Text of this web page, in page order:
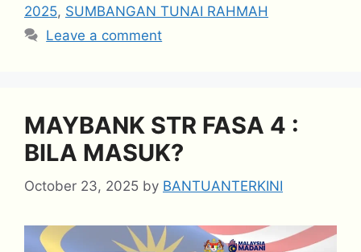
2025, SUMBANGAN TUNAI RAHMAH
Leave a comment
MAYBANK STR FASA 4 :
BILA MASUK?
October 23, 2025 by BANTUANTERKINI